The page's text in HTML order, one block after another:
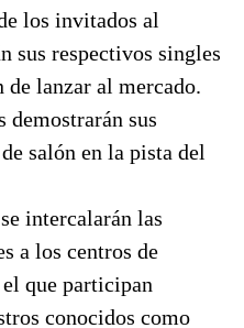
los invitados al
sus respectivos singles
de lanzar al mercado.
demostrarán sus
salón en la pista del
intercalarán las
a los centros de
el que participan
conocidos como